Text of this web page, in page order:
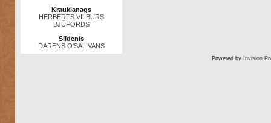
Kraukļanags
HERBERTS VILBURS
BJŪFORDS
Slīdenis
DARENS O’SALIVANS
Powered by Invision